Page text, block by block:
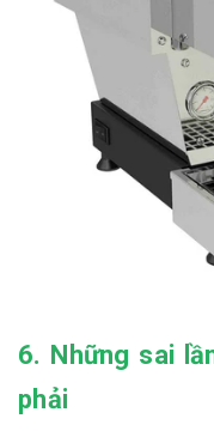
6. Những sai
phải